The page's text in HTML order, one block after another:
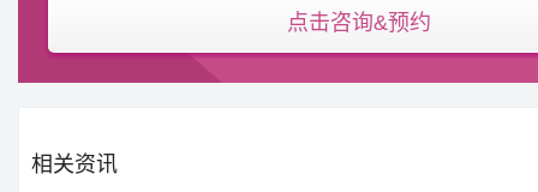
点击咨询&预约
相关资讯